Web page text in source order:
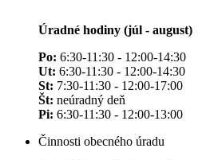
Úradné hodiny (júl - august)
Po: 6:30-11:30 - 12:00-14:30
Ut: 6:30-11:30 - 12:00-14:30
St: 7:30-11:30 - 12:00-17:00
Št: neúradný deň
Pi: 6:30-11:30 - 12:00-13:00
Činnosti obecného úradu